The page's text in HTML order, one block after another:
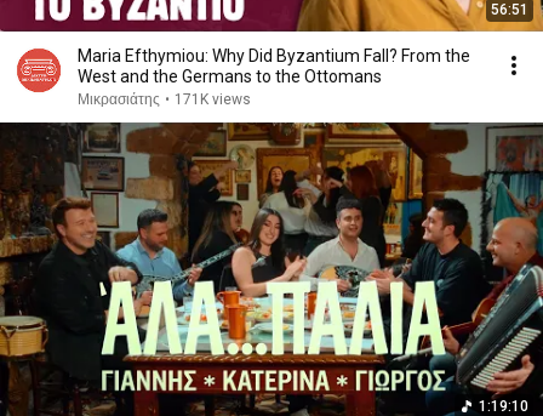
56:51
Maria Efthymiou: Why Did Byzantium Fall? From the
West and the Germans to the Ottomans
Μικρασιάτης • 171K views
1:19:10